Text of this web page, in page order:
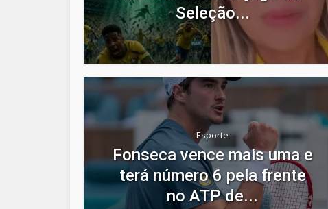
Seleção...
Esporte
Fonseca vence mais uma e
terá número 6 pela frente
no ATP de...